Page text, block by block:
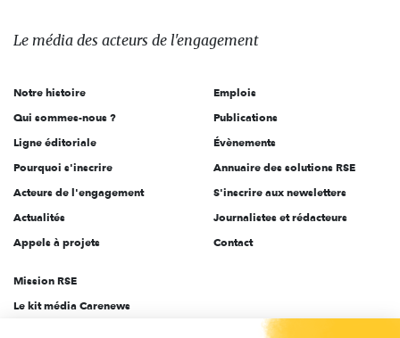
des
l'engagement
Le média des acteurs de l'engagement
Notre histoire
Qui sommes-nous ?
Ligne éditoriale
Pourquoi s'inscrire
Acteurs de l'engagement
Actualités
Appels à projets
Emplois
Publications
Évènements
Annuaire des solutions RSE
S'inscrire aux newsletters
Journalistes et rédacteurs
Contact
Mission RSE
Le kit média Carenews